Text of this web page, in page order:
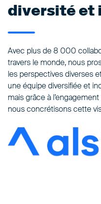
diversité et
Avec plus de 8 000
travers le monde, nous
les perspectives diverses
une équipe diversifiée et
mais grâce à
nous concrétisons cette